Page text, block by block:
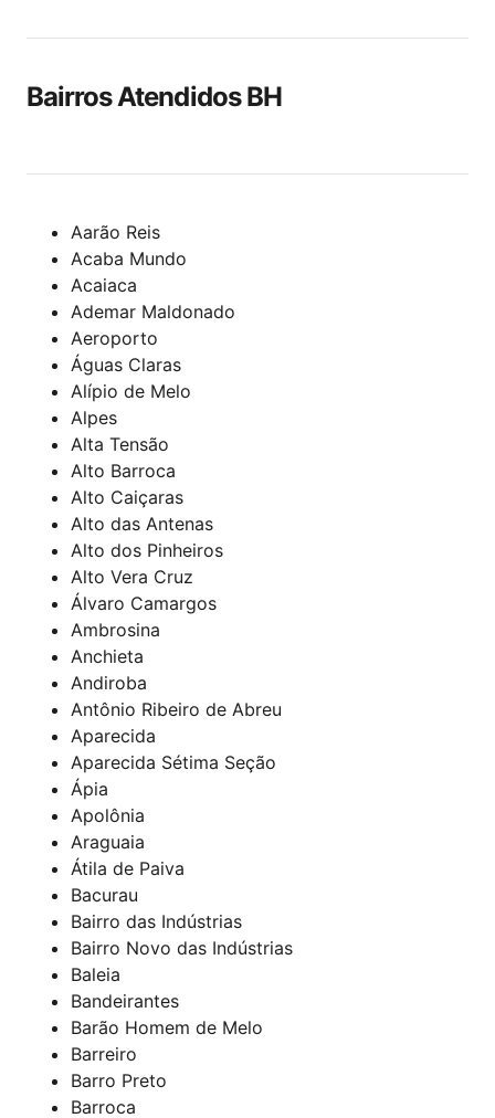
Bairros Atendidos BH
Aarão Reis
Acaba Mundo
Acaiaca
Ademar Maldonado
Aeroporto
Águas Claras
Alípio de Melo
Alpes
Alta Tensão
Alto Barroca
Alto Caiçaras
Alto das Antenas
Alto dos Pinheiros
Alto Vera Cruz
Álvaro Camargos
Ambrosina
Anchieta
Andiroba
Antônio Ribeiro de Abreu
Aparecida
Aparecida Sétima Seção
Ápia
Apolônia
Araguaia
Átila de Paiva
Bacurau
Bairro das Indústrias
Bairro Novo das Indústrias
Baleia
Bandeirantes
Barão Homem de Melo
Barreiro
Barro Preto
Barroca